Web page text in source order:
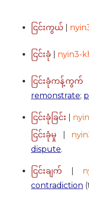
ငြင်းကွယ်
ငြင်းခုံ nyin3-
ငြင်းခုံကန့်ကွက်
remonstrate;
ငြင်းခုံခြင်း
ငြင်းခုံမှု
dispute.
ငြင်းချက်
contradiction